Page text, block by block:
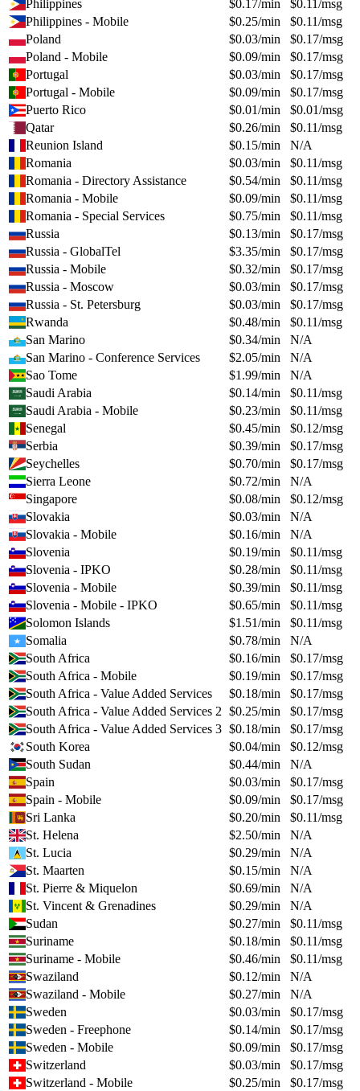
Philippines $0.17/min $0.11 /msg
Philippines - Mobile
$0.25/min $0.11/msg
Poland
$0.03/min $0.17/msg
Poland - Mobile
$0.09/min $0.17/msg
Portugal
$0.03/min $0.17/msg
Portugal - Mobile
$0.09/min $0.17/msg
Puerto Rico
$0.01/min $0.01/msg
Qatar
$0.26/min $0.11/msg
Reunion Island
$0.15/min
N/A
Romania
$0.03/min $0.11/msg
Romania - Directory Assistance
$0.54/min $0.11/msg
Romania - Mobile
$0.09/min $0.11/msg
Romania - Special Services
$0.75/min $0.11/msg
Russia
$0.13/min $0.17/msg
Russia - GlobalTel
$3.35/min $0.17/msg
Russia - Mobile
$0.32/min $0.17/msg
Russia - Moscow
$0.03/min $0.17/msg
Russia - St. Petersburg
$0.03/min $0.17/msg
Rwanda
$0.48/min $0.11/msg
San Marino
$0.34/min
N/A
San Marino - Conference Services
$2.05/min
N/A
Sao Tome
$1.99/min
N/A
Saudi Arabia
$0.14/min $0.11/msg
Saudi Arabia - Mobile
$0.23/min $0.11/msg
Senegal
$0.45/min $0.12/msg
Serbia
$0.39/min $0.17/msg
Seychelles
$0.70/min $0.17/msg
Sierra Leone
$0.72/min
N/A
Singapore
$0.08/min $0.12/msg
Slovakia
$0.03/min
N/A
Slovakia - Mobile
$0.16/min
N/A
Slovenia
$0.19/min $0.11/msg
Slovenia - IPKO
$0.28/min $0.11/msg
Slovenia - Mobile
$0.39/min $0.11/msg
Slovenia - Mobile - IPKO
$0.65/min $0.11/msg
Solomon Islands
$1.51/min $0.11/msg
Somalia
$0.78/min
N/A
South Africa
$0.16/min $0.17/msg
South Africa - Mobile
$0.19/min $0.17/msg
South Africa - Value Added Services
$0.18/min $0.17/msg
South Africa - Value Added Services 2 $0.25/min $0.17/msg
South Africa - Value Added Services 3 $0.18/min $0.17/msg
South Korea
$0.04/min $0.12/msg
South Sudan
$0.44/min
N/A
Spain
$0.03/min $0.17/msg
Spain - Mobile
$0.09/min $0.17/msg
Sri Lanka
$0.20/min $0.11/msg
St. Helena
$2.50/min
N/A
St. Lucia
$0.29/min
N/A
St. Maarten
$0.15/min
N/A
St. Pierre & Miquelon
$0.69/min
N/A
St. Vincent & Grenadines
$0.29/min
N/A
Sudan
$0.27/min $0.11/msg
Suriname
$0.18/min $0.11/msg
Suriname - Mobile
$0.46/min $0.11/msg
Swaziland
$0.12/min
N/A
Swaziland - Mobile
$0.27/min
N/A
Sweden
$0.03/min $0.17/msg
Sweden - Freephone
$0.14/min $0.17/msg
Sweden - Mobile
$0.09/min $0.17/msg
Switzerland
$0.03/min $0.17/msg
Switzerland - Mobile
$0.25/min $0.17/msg